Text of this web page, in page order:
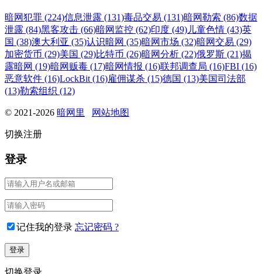
暗网犯罪 (224)信息泄露 (131)毒品交易 (131)暗网勒索 (86)数据
泄露 (84)黑客攻击 (66)暗网监控 (62)印度 (49) 儿童色情 (43)英
国 (38)澳大利亚 (35)认识暗网 (35)暗网市场 (32)暗网交易 (29)
加密货币 (29)美国 (29)比特币 (26)暗网分析 (22)俄罗斯 (21)揭
露暗网 (19)暗网贩毒 (17)暗网情报 (16)联邦调查局 (16)FBI (16)
恶意软件 (16)LockBit (16)雇佣谋杀 (15)德国 (13)美国司法部
(13)勒索组织 (12)
© 2021-2026 暗网里 网站地图
切换注册
登录
记住我的登录 忘记密码 ?